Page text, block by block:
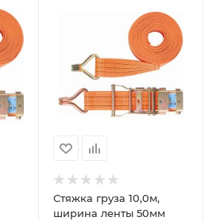
Стяжка груза 10,0м,
ширина ленты 50мм